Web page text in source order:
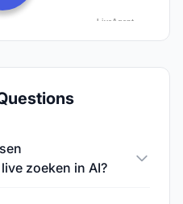
zoeken in AI?